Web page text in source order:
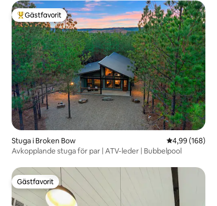
Populär gästfavorit
Gästfavorit
Stuga i Broken Bow 4,99 av 5 i
4,99 (168)
Avkopplande stuga för par | ATV-leder | Bubbelpool
Gästfavorit
Gästfavorit